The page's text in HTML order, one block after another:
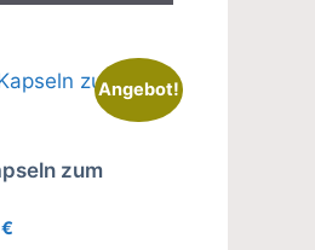
Angebot!
zum
€Aktueller